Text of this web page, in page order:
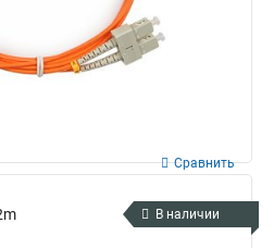
Сравнить
В наличии